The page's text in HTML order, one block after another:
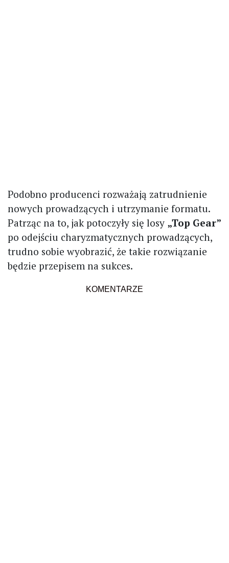
Podobno producenci rozważają zatrudnienie
nowych prowadzących i utrzymanie formatu.
Patrząc na to, jak potoczyły się losy „Top Gear”
po odejściu charyzmatycznych prowadzących,
trudno sobie wyobrazić, że takie rozwiązanie
będzie przepisem na sukces.
KOMENTARZE